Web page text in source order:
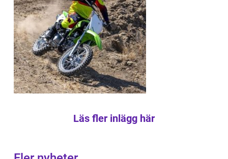
Läs fler inlägg här